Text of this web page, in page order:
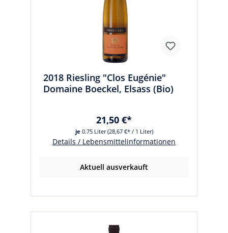
2018 Riesling "Clos Eugénie"
Domaine Boeckel, Elsass (Bio)
je 0.75 Liter(28,67 €* / 1 Liter)
21,50 €*
Details / Lebensmittelinformationen
Aktuell ausverkauft